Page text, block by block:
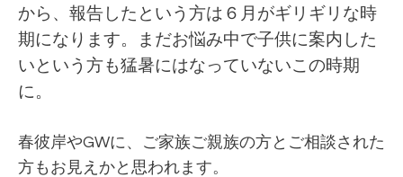
から、報告したという方は６月がギリギリな時
期になります。まだお悩み中で子供に案内した
いという方も猛暑にはなっていないこの時期
に。
春彼岸やGWに、ご家族ご親族の方とご相談された
方もお見えかと思われます。